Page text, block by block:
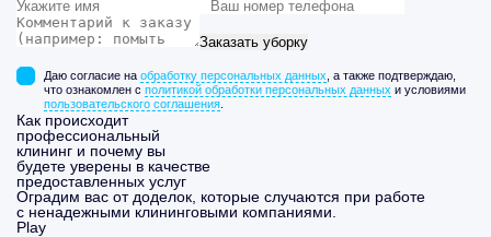
Заказать уборку
Даю согласие на обработку персональных данных , а также подтверждаю,
что ознакомлен с политикой обработки персональных данных и условиями
пользовательского соглашения
Как происходит
профессиональный
клининг и почему вы
будете уверены в качестве
предоставленных услуг
Оградим вас от доделок, которые случаются при работе
с ненадежными клининговыми компаниями.
Play